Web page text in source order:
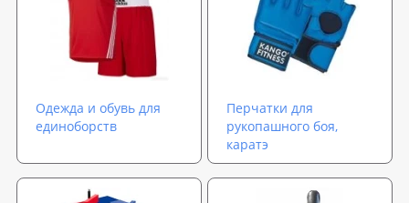
Одежда и обувь для
единоборств
Перчатки для
рукопашного боя,
каратэ